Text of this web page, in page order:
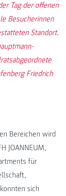
Tag der offenen
Besucherinnen
Standort.
Friedrich
Bereichen wird
JOANNEUM,
für
sich